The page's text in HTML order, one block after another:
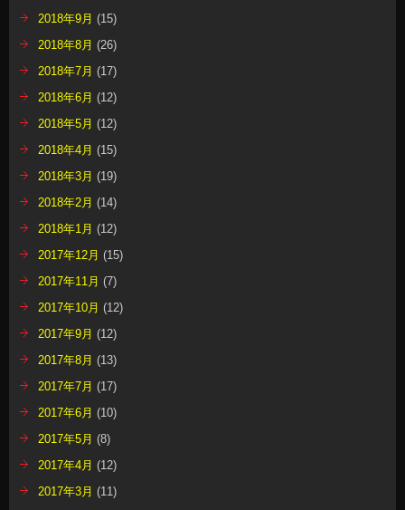
2018年9月 (15)
2018年8月 (26)
2018年7月 (17)
2018年6月 (12)
2018年5月 (12)
2018年4月 (15)
2018年3月 (19)
2018年2月 (14)
2018年1月 (12)
2017年12月 (15)
2017年11月 (7)
2017年10月 (12)
2017年9月 (12)
2017年8月 (13)
2017年7月 (17)
2017年6月 (10)
2017年5月 (8)
2017年4月 (12)
2017年3月 (11)